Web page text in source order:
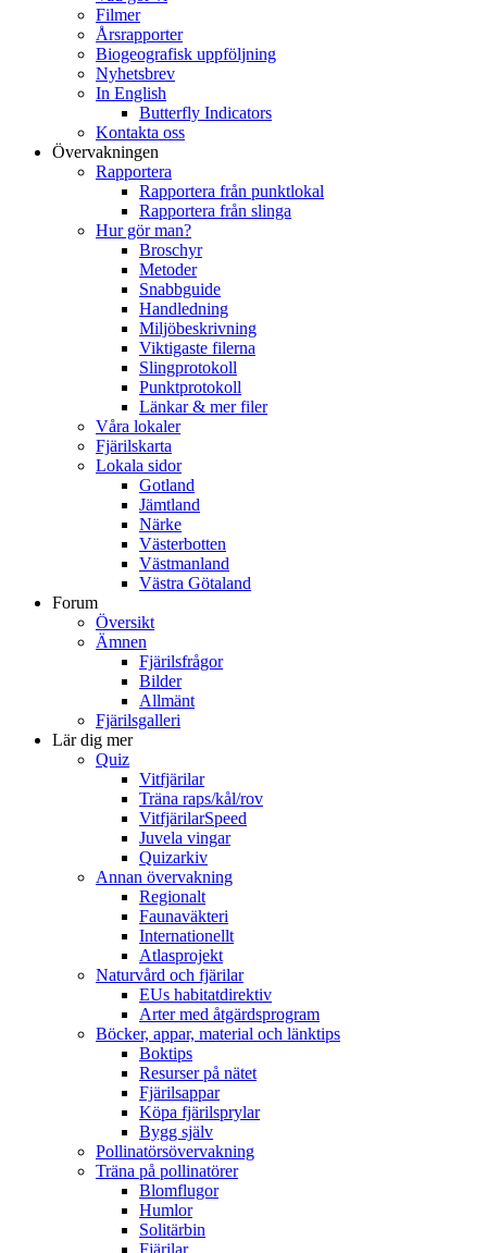
Filmer
Årsrapporter
Biogeografisk uppföljning
Nyhetsbrev
In English
Butterfly Indicators
Kontakta oss
Övervakningen
Rapportera
Rapportera från punktlokal
Rapportera från slinga
Hur gör man?
Broschyr
Metoder
Snabbguide
Handledning
Miljöbeskrivning
Viktigaste filerna
Slingprotokoll
Punktprotokoll
Länkar & mer filer
Våra lokaler
Fjärilskarta
Lokala sidor
Gotland
Jämtland
Närke
Västerbotten
Västmanland
Västra Götaland
Forum
Översikt
Ämnen
Fjärilsfrågor
Bilder
Allmänt
Fjärilsgalleri
Lär dig mer
Quiz
Vitfjärilar
Träna raps/kål/rov
VitfjärilarSpeed
Juvela vingar
Quizarkiv
Annan övervakning
Regionalt
Faunaväkteri
Internationellt
Atlasprojekt
Naturvård och fjärilar
EUs habitatdirektiv
Arter med åtgärdsprogram
Böcker, appar, material och länktips
Boktips
Resurser på nätet
Fjärilsappar
Köpa fjärilsprylar
Bygg själv
Pollinatörsövervakning
Träna på pollinatörer
Blomflugor
Humlor
Solitärbin
Fjärilar